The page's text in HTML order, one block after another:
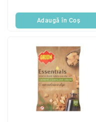
Adaugă în Coş